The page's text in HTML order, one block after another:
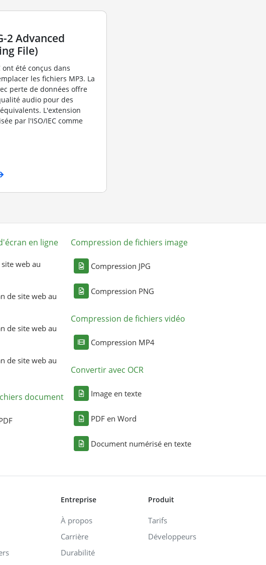
2 Advanced
File)
ont été conçus dans
les fichiers MP3. La
perte de données offre
audio pour des
L'extension
par l'ISO/IEC comme
en ligne
web au
de site web au
de site web au
de site web au
document
Compression de fichiers image
Compression JPG
Compression PNG
Compression de fichiers vidéo
Compression MP4
Convertir avec OCR
Image en texte
PDF en Word
Document numérisé en texte
Entreprise
À propos
Carrière
Durabilité
Produit
Tarifs
Développeurs